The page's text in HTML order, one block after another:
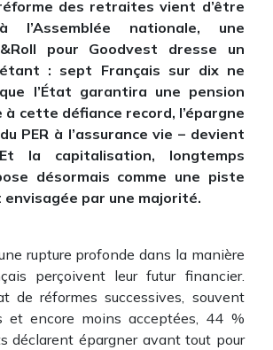
des retraites vient d’être
l’Assemblée nationale, une
pour Goodvest dresse un
: sept Français sur dix ne
l’État garantira une pension
à cette défiance record, l’épargne
PER à l’assurance vie – devient
la capitalisation, longtemps
désormais comme une piste
par une majorité.
rupture profonde dans la manière
perçoivent leur futur financier.
de réformes successives, souvent
et encore moins acceptées, 44 %
déclarent épargner avant tout pour